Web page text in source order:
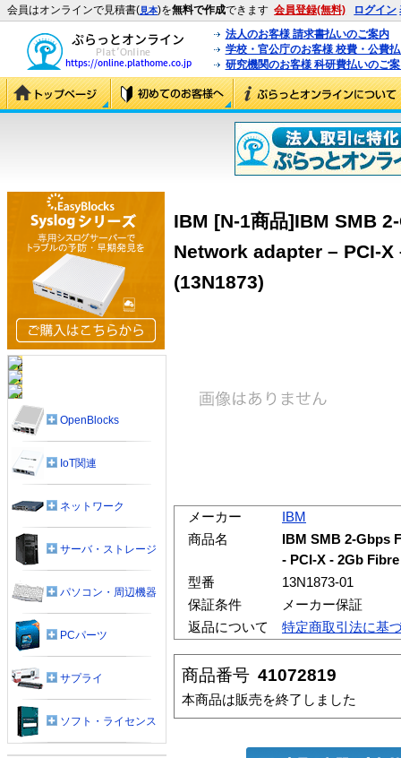
会員はオンラインで見積書(見本)を無料で作成できます 会員登録(無料) ログイン
法人のお客様 請求書払いのご案内
学校・官公庁のお客様 校費・公費
研究機関のお客様 科研費払いのご
IBM [N-1商品]IBM SMB
Network adapter – PCI-
(13N1873)
メーカー
IBM
商品名
IBM SMB 2-Gbps
- PCI-X - 2Gb
型番
13N1873-01
保証条件
メーカー保証
返品について
特定商取引法に基
商品番号 41072819
本商品は販売を終了しました
OpenBlocks
IoT関連
ネットワーク
サーバ・ストレージ
パソコン・周辺機器
PCパーツ
サプライ
ソフト・ライセンス